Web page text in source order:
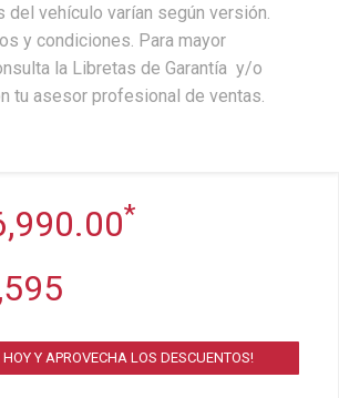
del vehículo varían según versión.
y condiciones. Para mayor
la Libretas de Garantía y/o
tu asesor profesional de ventas.
*
Y APROVECHA LOS DESCUENTOS!